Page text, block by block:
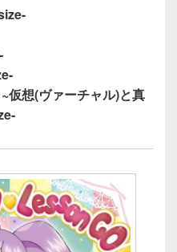
想(ヴァーチャル)と真